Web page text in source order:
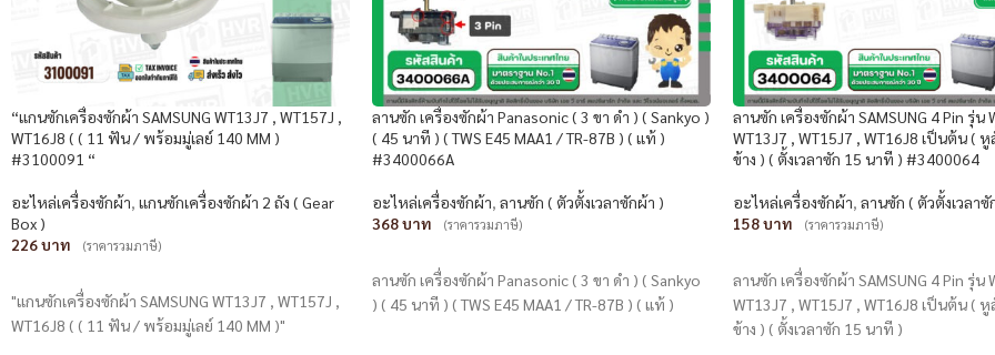
“แกนซักเครื่องซักผ้า SAMSUNG WT13J7 , WT157J ,
WT16J8 ( ( 11 ฟัน / พร้อมมู่เลย์ 140 MM )
#3100091 “
อะไหล่เครื่องซักผ้า, แกนซักเครื่องซักผ้า 2 ถัง ( Gear
Box )
226
(ราคารวมภาษี)
"แกนซักเครื่องซักผ้า SAMSUNG WT13J7 , WT157J ,
WT16J8 ( ( 11 ฟัน / พร้อมมู่เลย์ 140 MM )"
ลานซัก เครื่องซักผ้า Panasonic ( 3 ขา ดำ ) ( Sankyo )
( 45 นาที ) ( TWS E45 MAA1 / TR-87B ) ( แท้ )
#3400066A
อะไหล่เครื่องซักผ้า, ลานซัก ( ตัวตั้งเวลาซักผ้า )
368
(ราคารวมภาษี)
ลานซัก เครื่องซักผ้า Panasonic ( 3 ขา ดำ ) ( Sankyo
) ( 45 นาที ) ( TWS E45 MAA1 / TR-87B ) ( แท้ )
ลานซัก เครื่องซักผ้า SAMSUNG 4 Pin รุ่น
WT13J7 , WT15J7 , WT16J8 เป็นต้น ( หู
ข้าง ) ( ตั้งเวลาซัก 15 นาที ) #3400064
อะไหล่เครื่องซักผ้า, ลานซัก ( ตัวตั้งเวลาซั
158
(ราคารวมภาษี)
ลานซัก เครื่องซักผ้า SAMSUNG 4 Pin รุ่น
WT13J7 , WT15J7 , WT16J8 เป็นต้น ( หู
ข้าง ) ( ตั้งเวลาซัก 15 นาที )